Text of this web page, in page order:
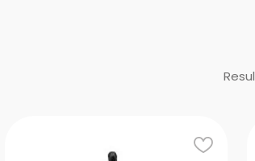
aire-acondicionado